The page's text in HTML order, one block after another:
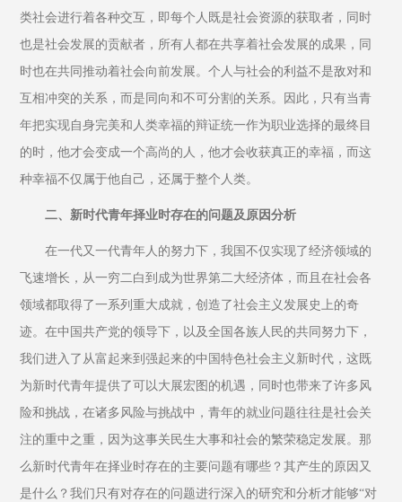
类社会进行着各种交互，即每个人既是社会资源的获取者，同时
也是社会发展的贡献者，所有人都在共享着社会发展的成果，同
时也在共同推动着社会向前发展。个人与社会的利益不是敌对和
互相冲突的关系，而是同向和不可分割的关系。因此，只有当青
年把实现自身完美和人类幸福的辩证统一作为职业选择的最终目
的时，他才会变成一个高尚的人，他才会收获真正的幸福，而这
种幸福不仅属于他自己，还属于整个人类。
二、新时代青年择业时存在的问题及原因分析
在一代又一代青年人的努力下，我国不仅实现了经济领域的
飞速增长，从一穷二白到成为世界第二大经济体，而且在社会各
领域都取得了一系列重大成就，创造了社会主义发展史上的奇
迹。在中国共产党的领导下，以及全国各族人民的共同努力下，
我们进入了从富起来到强起来的中国特色社会主义新时代，这既
为新时代青年提供了可以大展宏图的机遇，同时也带来了许多风
险和挑战，在诸多风险与挑战中，青年的就业问题往往是社会关
注的重中之重，因为这事关民生大事和社会的繁荣稳定发展。那
么新时代青年在择业时存在的主要问题有哪些？其产生的原因又
是什么？我们只有对存在的问题进行深入的研究和分析才能够“对